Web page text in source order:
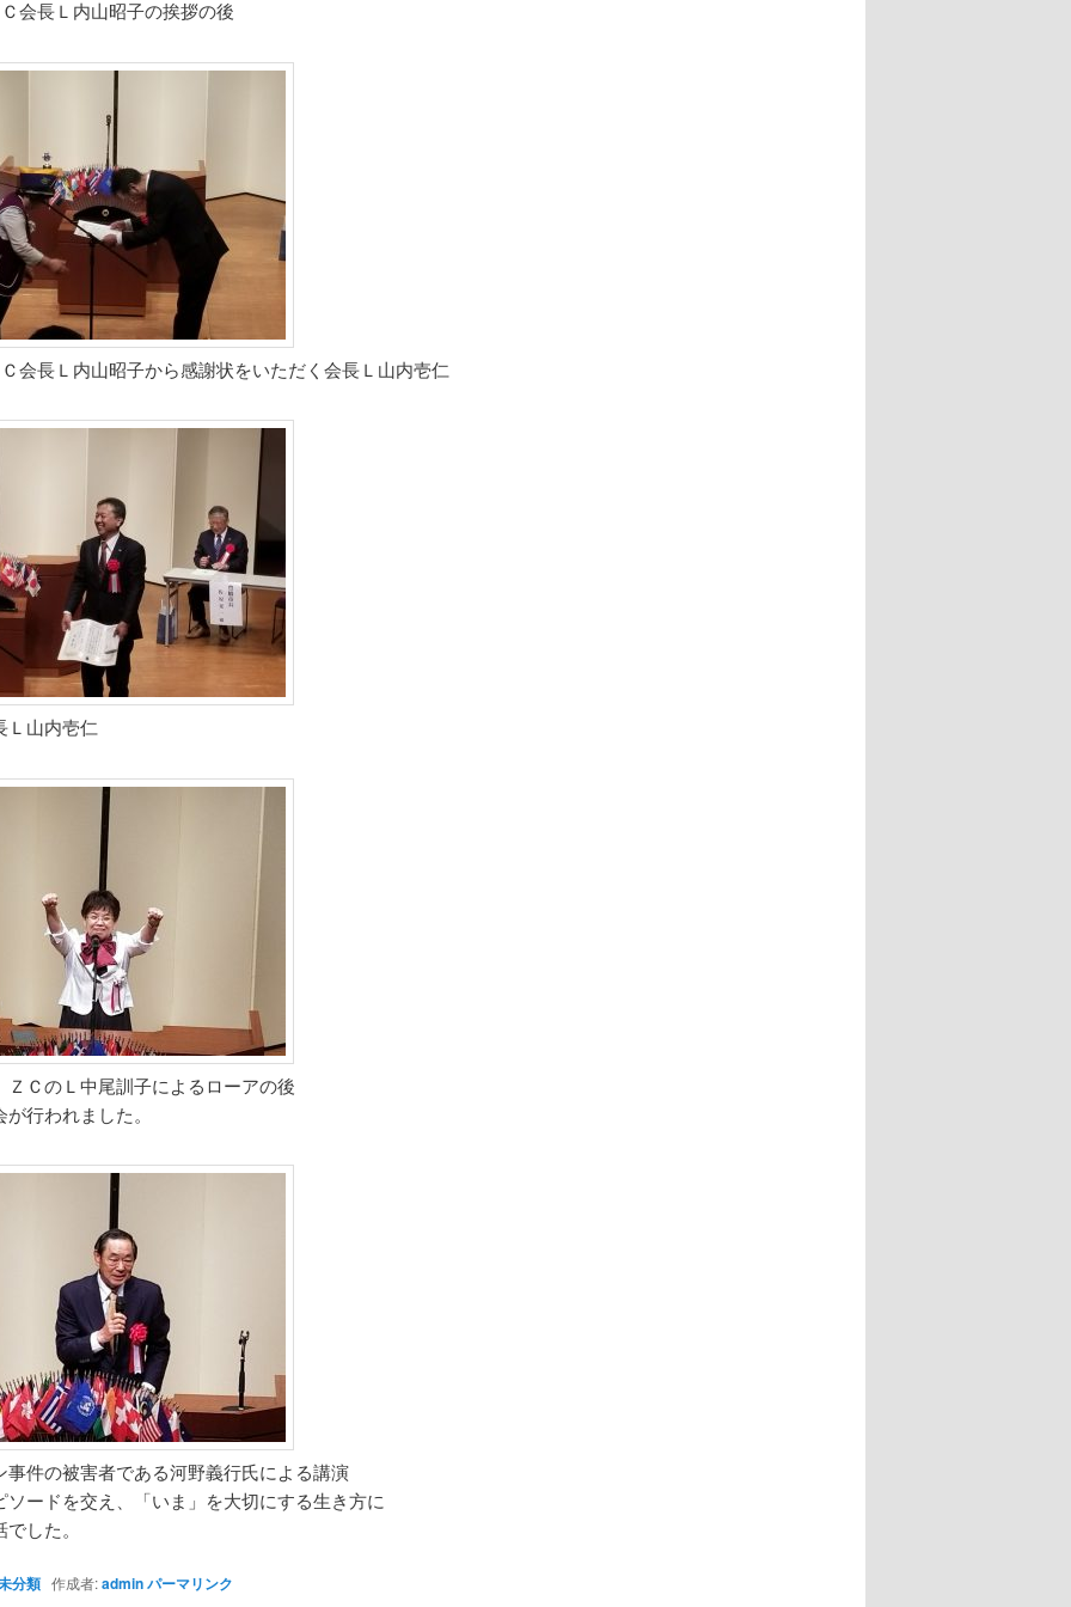
会長Ｌ内山昭子の挨拶の後
会長Ｌ内山昭子から感謝状をいただく会長Ｌ山内壱仁
Ｌ山内壱仁
ＣのＬ中尾訓子によるローアの後
行われました。
事件の被害者である河野義行氏による講演
ソードを交え、「いま」を大切にする生き方に
した。
分類作成者:adminパーマリンク